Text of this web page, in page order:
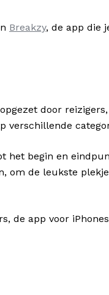
Breakzy, de app die
door
verschillende
het begin en
om de leukste
de app voor